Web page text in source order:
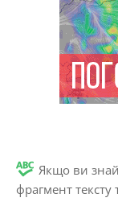
Якщо ви
фрагмент тексту